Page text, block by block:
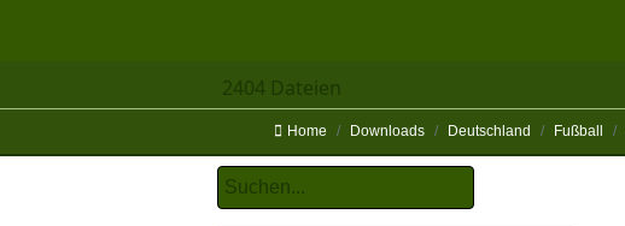
2404 Dateien
Home Downloads Deutschland Fußball